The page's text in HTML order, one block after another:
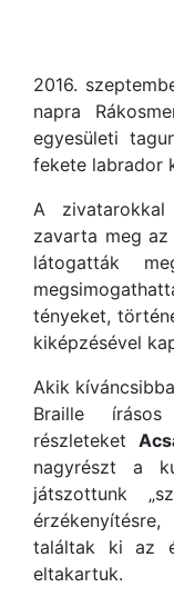
2016.
napra
egyesületi
fekete labrador
A
zavarta meg
látogatták
tényeket,
kiképzésével
Akik
Braille
részleteket
nagyrészt a
játszottunk
találtak ki az
eltakartuk.